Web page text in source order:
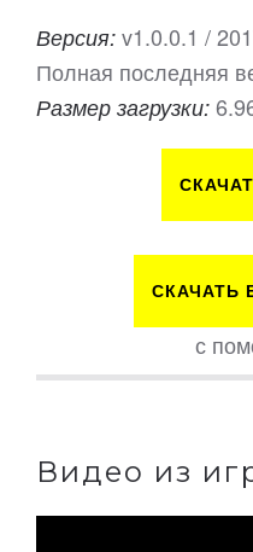
Версия: v1.0.0.1 /
Полная последняя
Размер загрузки:
СКАЧАТЬ
с
Видео из